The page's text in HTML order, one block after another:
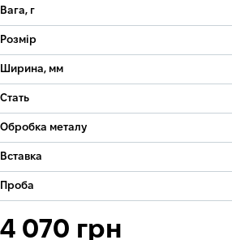
Вага, г
Розмір
Ширина, мм
Стать
Обробка металу
Вставка
Проба
4 070 грн